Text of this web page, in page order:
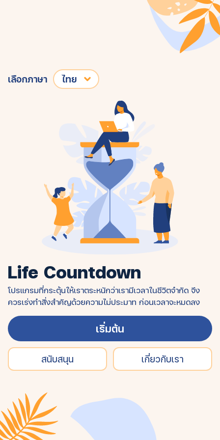
เลือกภาษา ไทย
Life Countdown
โปรแกรมที่กระตุ้นให้เราตระหนักว่าเรามีเวลาในชีวิตจำกัด จึง
ควรเร่งทำสิ่งสำคัญด้วยความไม่ประมาท ก่อนเวลาจะหมดลง
เริ่มต้น
สนับสนุน เกี่ยวกับเรา